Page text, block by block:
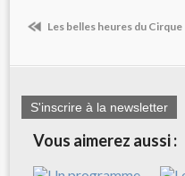
Les belles heures du Cirque
S'inscrire à la newsletter
Vous aimerez aussi :